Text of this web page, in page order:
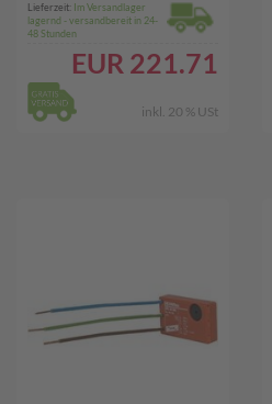
Lieferzeit: Im Versandlager
lagernd - versandbereit in 24-
48 Stunden
EUR 221.71
inkl. 20 % USt